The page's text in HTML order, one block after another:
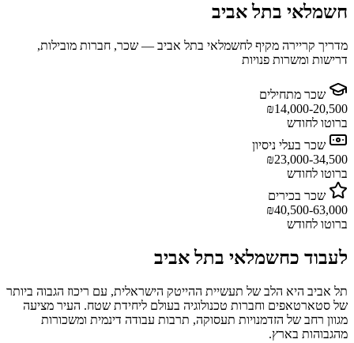
חשמלאי בתל אביב
מדריך קריירה מקיף לחשמלאי בתל אביב — שכר, חברות מובילות,
דרישות ומשרות פנויות
שכר מתחילים
₪14,000-20,500
ברוטו לחודש
שכר בעלי ניסיון
₪23,000-34,500
ברוטו לחודש
שכר בכירים
₪40,500-63,000
ברוטו לחודש
לעבוד כחשמלאי בתל אביב
תל אביב היא הלב של תעשיית ההייטק הישראלית, עם ריכוז הגבוה ביותר
של סטארטאפים וחברות טכנולוגיה בעולם ליחידת שטח. העיר מציעה
מגוון רחב של הזדמנויות תעסוקה, תרבות עבודה דינמית ומשכורות
מהגבוהות בארץ.